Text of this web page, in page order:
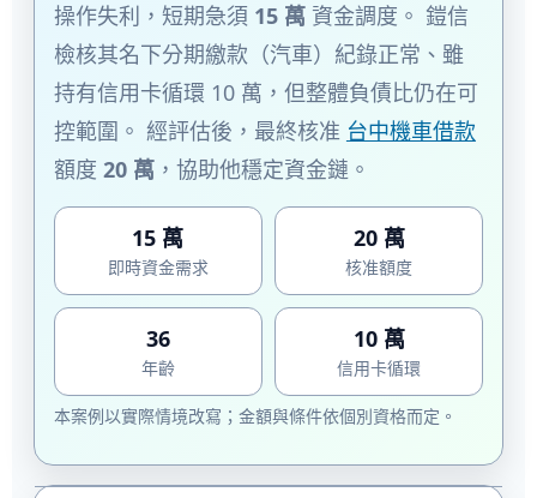
操作失利，短期急須 15 萬資金調度。 鎧信
檢核其名下分期繳款（汽車）紀錄正常、雖
持有信用卡循環 10 萬，但整體負債比仍在可
控範圍。 經評估後，最終核准 台中機車借款
額度 20 萬，協助他穩定資金鏈。
15 萬
即時資金需求
20 萬
核准額度
36
年齡
10 萬
信用卡循環
本案例以實際情境改寫；金額與條件依個別資格而定。